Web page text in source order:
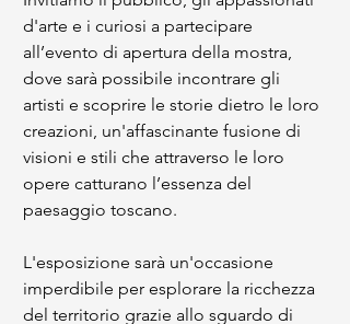
d'arte e i curiosi a partecipare
all’evento di apertura della mostra,
dove sarà possibile incontrare gli
artisti e scoprire le storie dietro le loro
creazioni, un'affascinante fusione di
visioni e stili che attraverso le loro
opere catturano l’essenza del
paesaggio toscano.
L'esposizione sarà un'occasione
imperdibile per esplorare la ricchezza
del territorio grazie allo sguardo di